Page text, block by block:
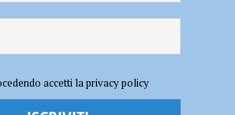
raccoglie fondiaccetti la privacy policy